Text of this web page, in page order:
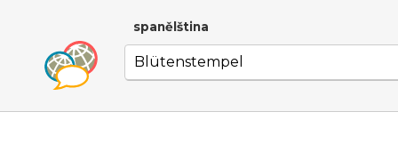
spanělština